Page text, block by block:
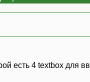
есть 4 textbox для